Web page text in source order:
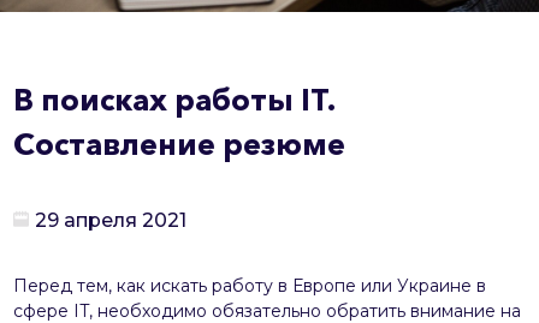
В поисках работы IT.
Составление резюме
29 апреля 2021
Перед тем, как искать работу в Европе или Украине в
сфере IT, необходимо обязательно обратить внимание на